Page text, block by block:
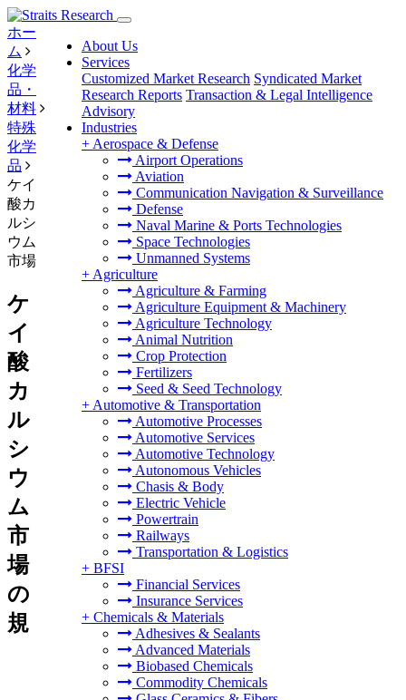
About Us
Services
Customized Market Research Syndicated Market
Research Reports Transaction & Legal Intelligence
Advisory
Industries
+ Aerospace & Defense
Airport Operations
Aviation
Communication Navigation & Surveillance
Defense
Naval Marine & Ports Technologies
Space Technologies
Unmanned Systems
+ Agriculture
Agriculture & Farming
Agriculture Equipment & Machinery
Agriculture Technology
Animal Nutrition
Crop Protection
Fertilizers
Seed & Seed Technology
+ Automotive & Transportation
Automotive Processes
Automotive Services
Automotive Technology
Autonomous Vehicles
Chasis & Body
Electric Vehicle
Powertrain
Railways
Transportation & Logistics
+ BFSI
Financial Services
Insurance Services
+ Chemicals & Materials
Adhesives & Sealants
Advanced Materials
Biobased Chemicals
Commodity Chemicals
ホー
ム
化学
品・
材料
特殊
化学
品
ケイ
酸カ
ルシ
ウム
市場
ケ
イ
酸
カ
ル
シ
ウ
ム
市
場
の
規